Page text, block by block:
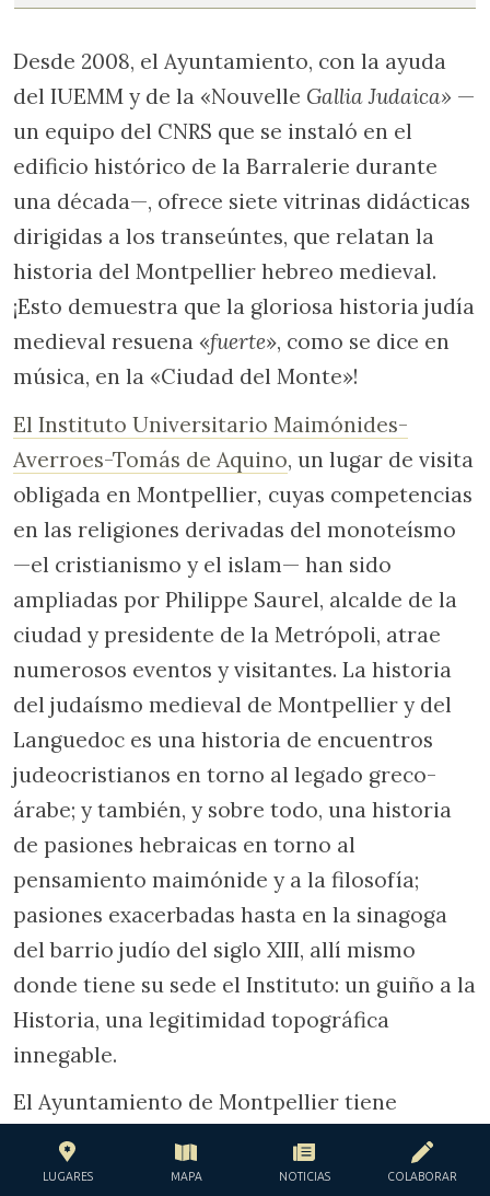
Desde 2008, el Ayuntamiento, con la ayuda
del IUEMM y de la «Nouvelle Gallia Judaica» —
un equipo del CNRS que se instaló en el
edificio histórico de la Barralerie durante
una década—, ofrece siete vitrinas didácticas
dirigidas a los transeúntes, que relatan la
historia del Montpellier hebreo medieval.
¡Esto demuestra que la gloriosa historia judía
medieval resuena «fuerte», como se dice en
música, en la «Ciudad del Monte»!
El Instituto Universitario Maimónides-
Averroes-Tomás de Aquino, un lugar de visita
obligada en Montpellier, cuyas competencias
en las religiones derivadas del monoteísmo
—el cristianismo y el islam— han sido
ampliadas por Philippe Saurel, alcalde de la
ciudad y presidente de la Metrópoli, atrae
numerosos eventos y visitantes. La historia
del judaísmo medieval de Montpellier y del
Languedoc es una historia de encuentros
judeocristianos en torno al legado greco-
árabe; y también, y sobre todo, una historia
de pasiones hebraicas en torno al
pensamiento maimónide y a la filosofía;
pasiones exacerbadas hasta en la sinagoga
del barrio judío del siglo XIII, allí mismo
donde tiene su sede el Instituto: un guiño a la
Historia, una legitimidad topográfica
innegable.
El Ayuntamiento de Montpellier tiene
previsto crear un museo dedicado al mikvé
medieval, como parte de un proyecto de
LUGARES MAPA NOTICIAS COLABORAR